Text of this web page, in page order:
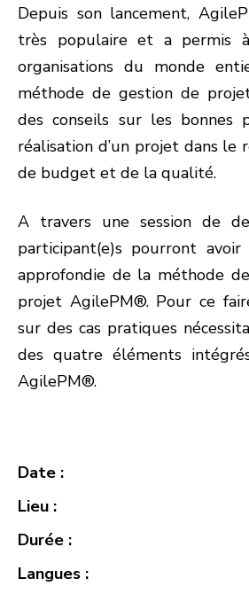
Depuis son lancement,
très populaire et a permis
organisations du monde
méthode de gestion de
des conseils sur les bonnes
réalisation d’un projet dans le
de budget et de la qualité.
A travers une session de
participant(e)s pourront avoir
approfondie de la méthode
projet AgilePM®. Pour ce
sur des cas pratiques
des quatre éléments
AgilePM®.
Date :
Lieu :
Durée :
Langues :